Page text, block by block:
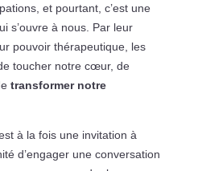
et pourtant, c’est une
s’ouvre à nous. Par leur
pouvoir thérapeutique, les
toucher notre cœur, de
transformer notre
à la fois une invitation à
d’engager une conversation